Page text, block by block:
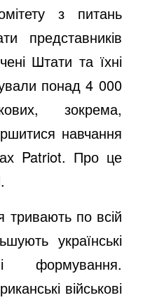
з питань
представників
Штати та їхні
понад 4 000
зокрема,
навчання
Patriot. Про це
тривають по всій
українські
формування.
військові